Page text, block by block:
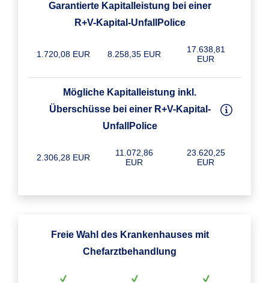
Garantierte Kapitalleistung bei einer
R+V-Kapital-UnfallPolice
1.720,08 EUR 8.258,35 EUR
17.638,81
EUR
Mögliche Kapitalleistung inkl.
Überschüsse bei einer R+V-Kapital-
UnfallPolice
2.306,28 EUR
11.072,86
EUR
23.620,25
EUR
Freie Wahl des Krankenhauses mit
Chefarztbehandlung